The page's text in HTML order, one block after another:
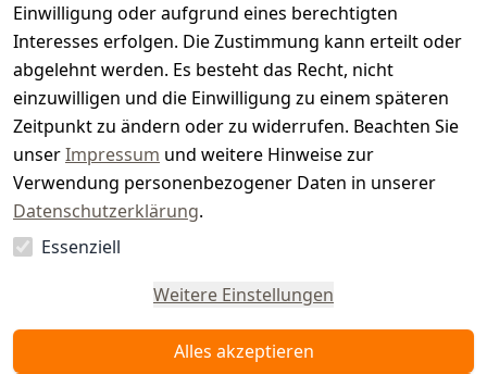
Einwilligung oder aufgrund eines berechtigten
Interesses erfolgen. Die Zustimmung kann erteilt oder
abgelehnt werden. Es besteht das Recht, nicht
einzuwilligen und die Einwilligung zu einem späteren
Zeitpunkt zu ändern oder zu widerrufen. Beachten Sie
unserImpressum und weitere Hinweise zur
Verwendung personenbezogener Daten in unserer
Datenschutzerklärung.
Essenziell
Weitere Einstellungen
Alles akzeptieren
r.
e
Vertrag
widerrufen